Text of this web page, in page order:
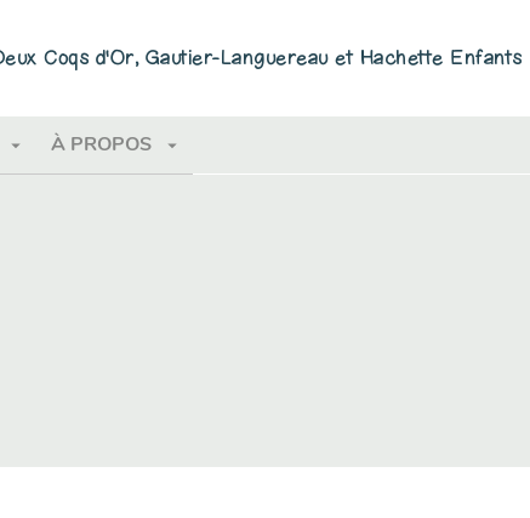
Coqs d'Or, Gautier-Languereau et Hachette Enfants
arrow_drop_down À PROPOS arrow_drop_down